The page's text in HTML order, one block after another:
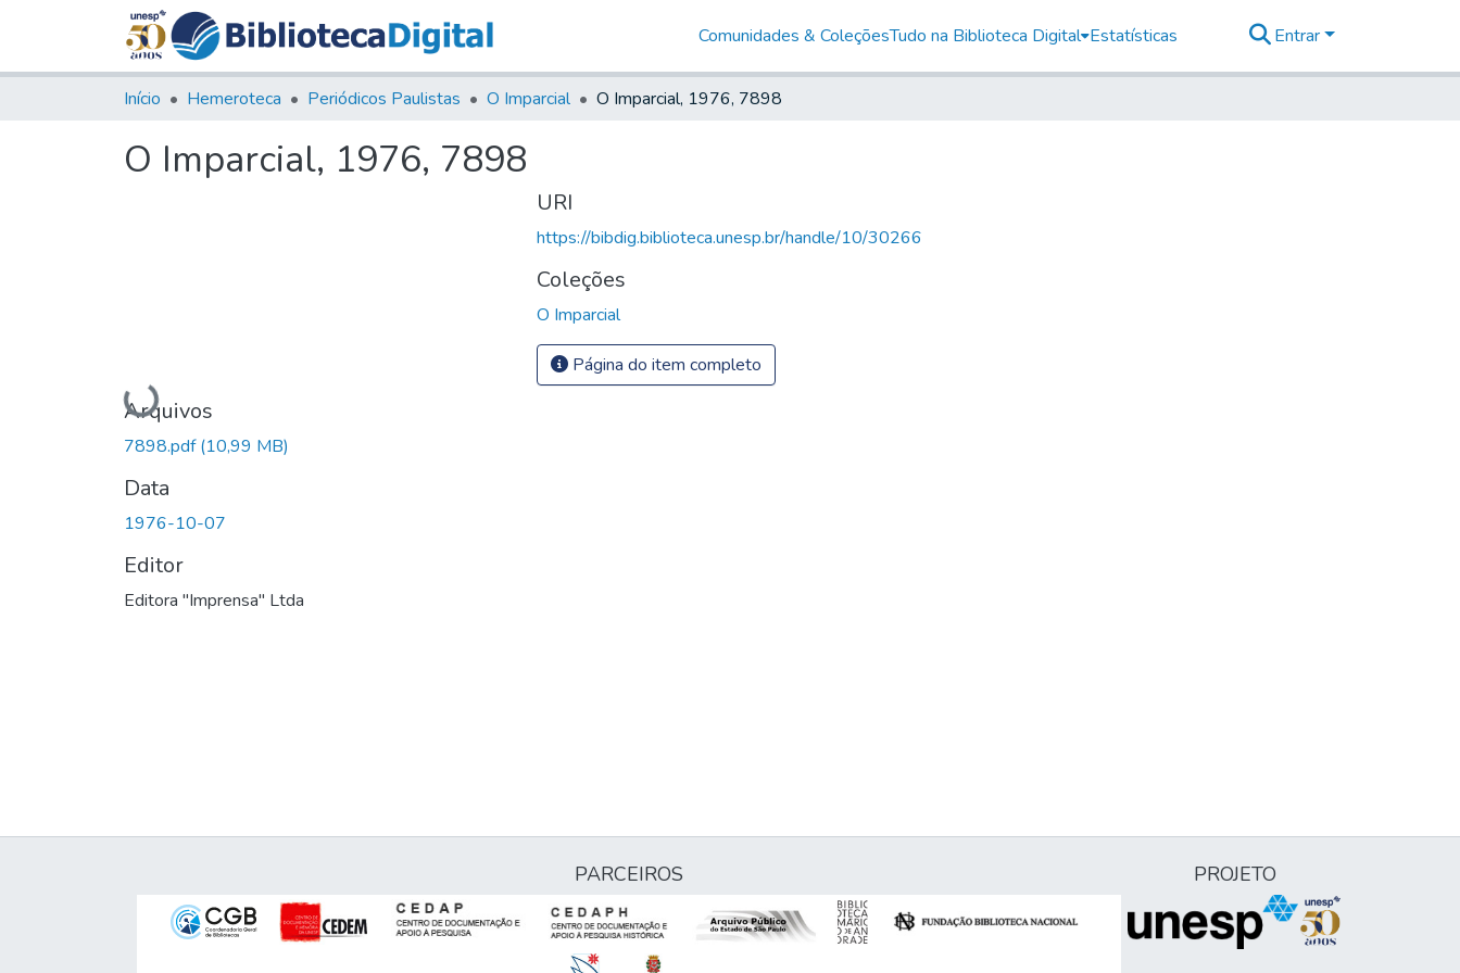
Comunidades & ColeçõesTudo na Biblioteca Digital Estatísticas Entrar
Início Hemeroteca Periódicos Paulistas O Imparcial O Imparcial, 1976, 7898
O Imparcial, 1976, 7898
Carregando...
Arquivos
7898.pdf(10,99 MB)
Data
1976-10-07
Editor
Editora "Imprensa" Ltda
URI
https://bibdig.biblioteca.unesp.br/handle/10/30266
Coleções
O Imparcial
Página do item completo
PARCEIROS PROJETO